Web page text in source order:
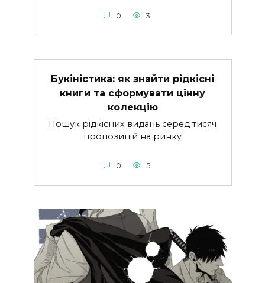
0 3
Букіністика: як знайти рідкісні
книги та сформувати цінну
колекцію
Пошук рідкісних видань серед тисяч
пропозицій на ринку
0 5